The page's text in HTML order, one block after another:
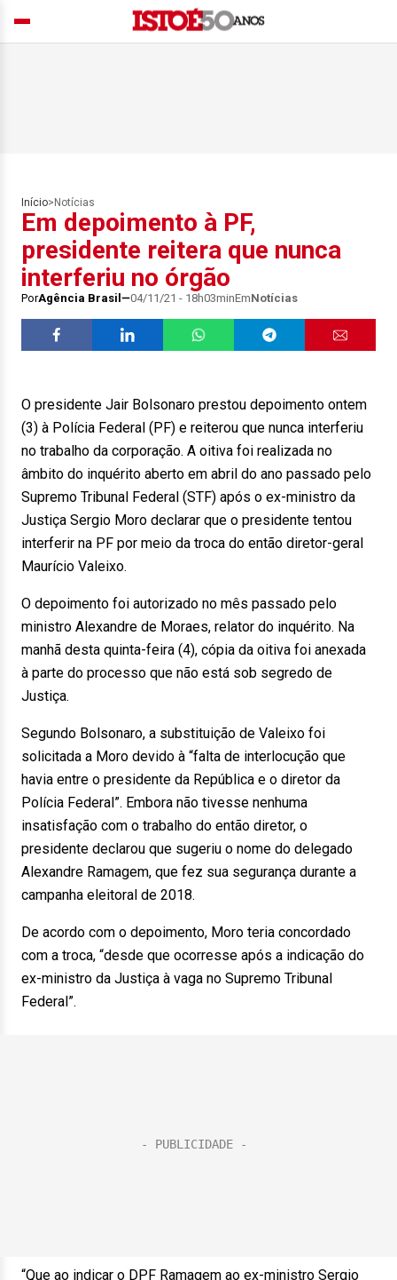
Início> Notícias
Em depoimento à PF,
presidente reitera que nunca
interferiu no órgão
PorAgência Brasil 04/11/21 - 18h03minEmNotícias
O presidente Jair Bolsonaro prestou depoimento ontem
(3) à Polícia Federal (PF) e reiterou que nunca interferiu
no trabalho da corporação. A oitiva foi realizada no
âmbito do inquérito aberto em abril do ano passado pelo
Supremo Tribunal Federal (STF) após o ex-ministro da
Justiça Sergio Moro declarar que o presidente tentou
interferir na PF por meio da troca do então diretor-geral
Maurício Valeixo.
O depoimento foi autorizado no mês passado pelo
ministro Alexandre de Moraes, relator do inquérito. Na
manhã desta quinta-feira (4), cópia da oitiva foi anexada
à parte do processo que não está sob segredo de
Justiça.
Segundo Bolsonaro, a substituição de Valeixo foi
solicitada a Moro devido à “falta de interlocução que
havia entre o presidente da República e o diretor da
Polícia Federal”. Embora não tivesse nenhuma
insatisfação com o trabalho do então diretor, o
presidente declarou que sugeriu o nome do delegado
Alexandre Ramagem, que fez sua segurança durante a
campanha eleitoral de 2018.
De acordo com o depoimento, Moro teria concordado
com a troca, “desde que ocorresse após a indicação do
ex-ministro da Justiça à vaga no Supremo Tribunal
Federal”.
“Que ao indicar o DPF Ramagem ao ex-ministro Sergio